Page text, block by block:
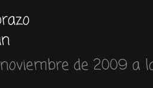
de 2009 a